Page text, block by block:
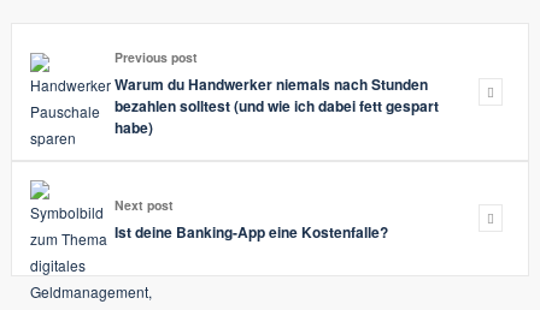
so
aufregend
ist
beim
von
Previous post
Warum du Handwerker niemals nach Stunden
bezahlen solltest (und wie ich dabei fett gespart
habe)
Next post
Ist deine Banking-App eine Kostenfalle?